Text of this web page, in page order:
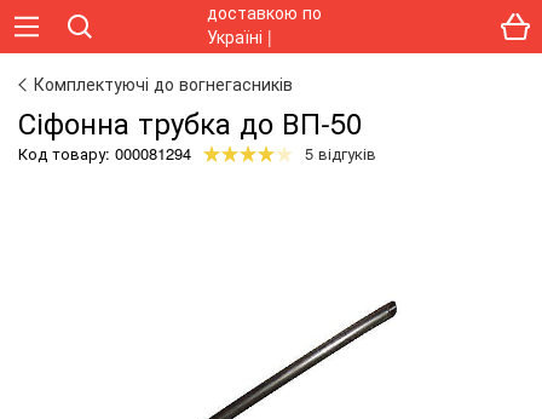
Комплектуючі до вогнегасників
Сіфонна трубка до ВП-50
Код товару: 000081294 5 відгуків